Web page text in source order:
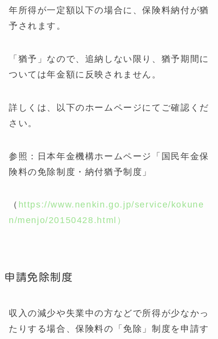
年所得が一定額以下の場合に、保険料納付が猶
予されます。
「猶予」なので、追納しない限り、猶予期間に
ついては年金額に反映されません。
詳しくは、以下のホームページにてご確認くだ
さい。
参照：日本年金機構ホームページ「国民年金保
険料の免除制度・納付猶予制度」
（ https://www.nenkin.go.jp/service/kokune
n/menjo/20150428.html）
申請免除制度
収入の減少や失業中の方などで所得が少なかっ
たりする場合、保険料の「免除」制度を申請す